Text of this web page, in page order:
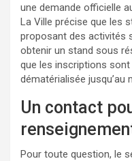
une demande officielle
La Ville précise que les
proposant des activités
obtenir un stand sous
que les inscriptions
dématérialisée jusqu’au
Un contact
Pour toute question, le